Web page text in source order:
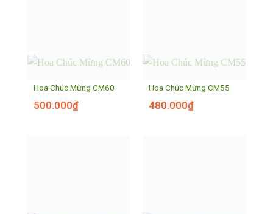
Hoa Chúc Mừng CM60
500.000₫
Hoa Chúc Mừng CM55
480.000₫